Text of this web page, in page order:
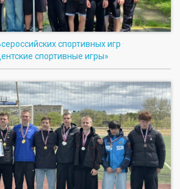
спортивных игр
спортивные игры»